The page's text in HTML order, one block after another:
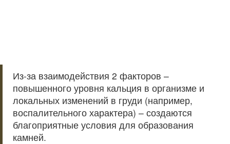
Из-за взаимодействия 2 факторов –
повышенного уровня кальция в организме и
локальных изменений в груди (например,
воспалительного характера) – создаются
благоприятные условия для образования
камней.